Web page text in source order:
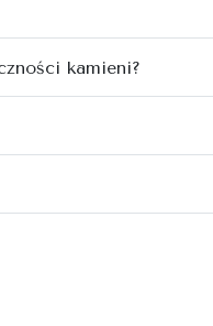
kamieni?